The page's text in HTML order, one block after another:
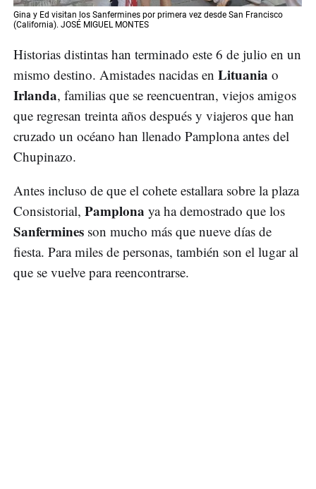
Gina y Ed visitan los Sanfermines por primera vez desde San Francisco
(California). JOSÉ MIGUEL MONTES
Historias distintas han terminado este 6 de julio en un
mismo destino. Amistades nacidas en Lituania o
Irlanda, familias que se reencuentran, viejos amigos
que regresan treinta años después y viajeros que han
cruzado un océano han llenado Pamplona antes del
Chupinazo.
Antes incluso de que el cohete estallara sobre la plaza
Consistorial, Pamplona ya ha demostrado que los
Sanfermines son mucho más que nueve días de
fiesta. Para miles de personas, también son el lugar al
que se vuelve para reencontrarse.